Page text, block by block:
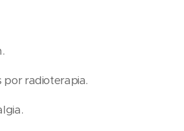
por radioterapia.